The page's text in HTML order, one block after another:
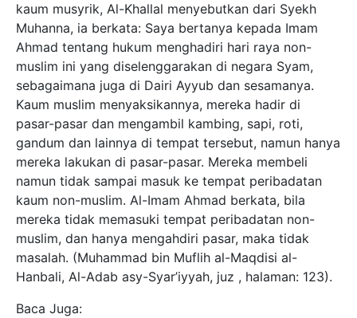
kaum musyrik, Al-Khallal menyebutkan dari Syekh
Muhanna, ia berkata: Saya bertanya kepada Imam
Ahmad tentang hukum menghadiri hari raya non-
muslim ini yang diselenggarakan di negara Syam,
sebagaimana juga di Dairi Ayyub dan sesamanya.
Kaum muslim menyaksikannya, mereka hadir di
pasar-pasar dan mengambil kambing, sapi, roti,
gandum dan lainnya di tempat tersebut, namun hanya
mereka lakukan di pasar-pasar. Mereka membeli
namun tidak sampai masuk ke tempat peribadatan
kaum non-muslim. Al-Imam Ahmad berkata, bila
mereka tidak memasuki tempat peribadatan non-
muslim, dan hanya mengahdiri pasar, maka tidak
masalah. (Muhammad bin Muflih al-Maqdisi al-
Hanbali, Al-Adab asy-Syar’iyyah, juz , halaman: 123).
Baca Juga: